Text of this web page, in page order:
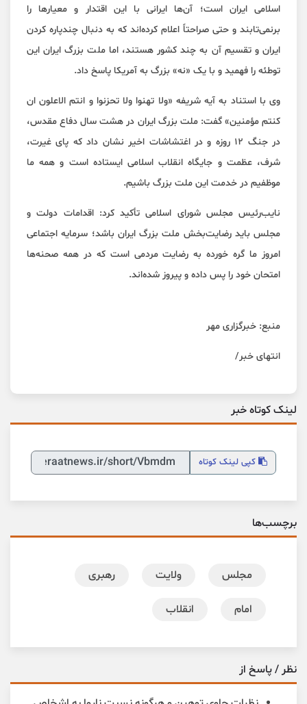
اسلامی ایران است؛ آن‌ها ایرانی با این اقتدار و معیارها را
برنمی‌تابند و حتی صراحتاً اعلام کرده‌اند که به دنبال چندپاره کردن
ایران و تقسیم آن به چند کشور هستند، اما ملت بزرگ ایران این
توطئه را فهمید و با یک «نه» بزرگ به آمریکا پاسخ داد.
وی با استناد به آیه شریفه «ولا تهنوا ولا تحزنوا و انتم الاعلون ان
کنتم مؤمنین» گفت: ملت بزرگ ایران در هشت سال دفاع مقدس،
در جنگ ۱۲ روزه و در اغتشاشات اخیر نشان داد که پای غیرت،
شرف، عظمت و جایگاه انقلاب اسلامی ایستاده است و همه ما
موظفیم در خدمت این ملت بزرگ باشیم.
نایب‌رئیس مجلس شورای اسلامی تأکید کرد: اقدامات دولت و
مجلس باید رضایت‌بخش ملت بزرگ ایران باشد؛ سرمایه اجتماعی
امروز ما گره خورده به رضایت مردمی است که در همه صحنه‌ها
امتحان خود را پس داده و پیروز شده‌اند.
منبع: خبرگزاری مهر
انتهای خبر/
لینک کوتاه خبر
کپی لینک کوتاه
برچسب‌ها
مجلس ولایت رهبری
امام انقلاب
نظر / پاسخ از